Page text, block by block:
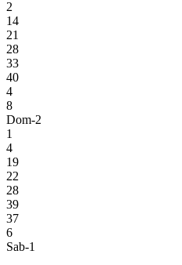
2
14
21
28
33
40
4
8
Dom-2
1
4
19
22
28
39
37
6
Sab-1